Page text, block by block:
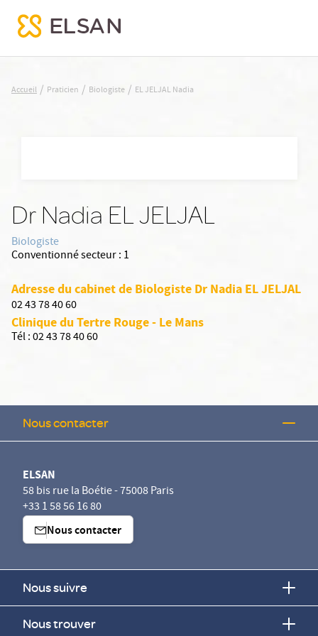
EL JELJAL Nadia
Accueil / Praticien / Biologiste / EL JELJAL Nadia
Dr Nadia EL JELJAL
Biologiste
Conventionné secteur : 1
Adresse du cabinet de Biologiste Dr Nadia EL JELJAL
02 43 78 40 60
Clinique du Tertre Rouge - Le Mans
Tél :02 43 78 40 60
Nous contacter
ELSAN
58 bis rue la Boétie - 75008 Paris
+33 1 58 56 16 80
Nous contacter
Nous suivre
Nous trouver